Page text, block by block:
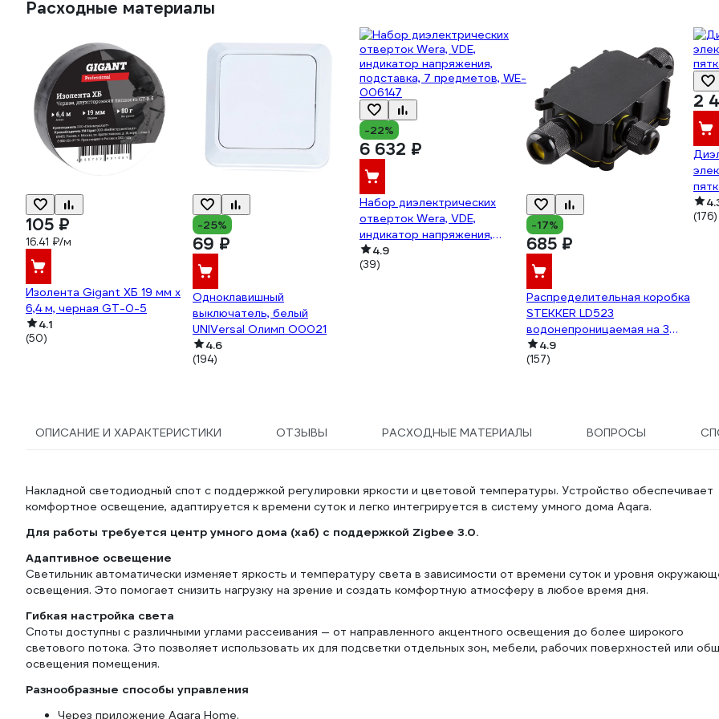
Расходные материалы
105 ₽
16.41 ₽/м
Изолента Gigant ХБ 19 мм х
6,4 м, черная GT-0-5
4.1
(50)
-25%
69 ₽
Одноклавишный
выключатель, белый
UNIVersal Олимп О0021
4.6
(194)
-22%
6 632 ₽
Набор диэлектрических
отверток Wera, VDE,
индикатор напряжения,
подставка, 7 предметов, WE-
006147
4.9
(39)
-17%
685 ₽
Распределительная коробка
STEKKER LD523
водонепроницаемая на 3
выхода, 450V, 140x78x36,
черный 49121
4.9
(157)
2
(176)
ОПИСАНИЕ И ХАРАКТЕРИСТИКИ ОТЗЫВЫ РАСХОДНЫЕ МАТЕРИАЛЫ ВОПРОСЫ
Накладной светодиодный спот с поддержкой регулировки яркости и цветовой температуры. Устройство обеспечивает
комфортное освещение, адаптируется к времени суток и легко интегрируется в систему умного дома Aqara.
Для работы требуется центр умного дома (хаб) с поддержкой Zigbee 3.0.
Адаптивное освещение
Светильник автоматически изменяет яркость и температуру света в зависимости от времени суток и уровня
освещения. Это помогает снизить нагрузку на зрение и создать комфортную атмосферу в любое время дня.
Гибкая настройка света
Споты доступны с различными углами рассеивания — от направленного акцентного освещения до более широкого
светового потока. Это позволяет использовать их для подсветки отдельных зон, мебели, рабочих поверхностей или
освещения помещения.
Разнообразные способы управления
Через приложение Aqara Home.